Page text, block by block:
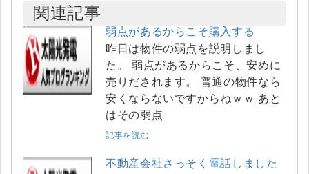
関連記事
弱点があるからこそ購入する
昨日は物件の弱点を説明しまし
た。 弱点があるからこそ、安めに
売りだされます。 普通の物件なら
安くならないですからねｗｗ あと
はその弱点
記事を読む
不動産会社さっそく電話しました